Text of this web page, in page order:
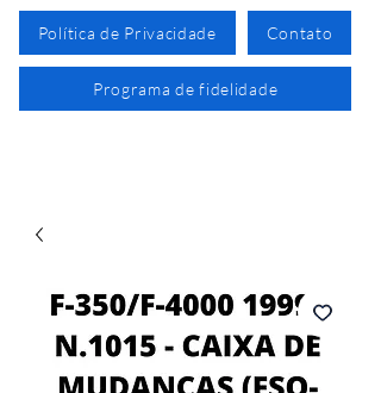
Política de Privacidade Contato
Programa de fidelidade